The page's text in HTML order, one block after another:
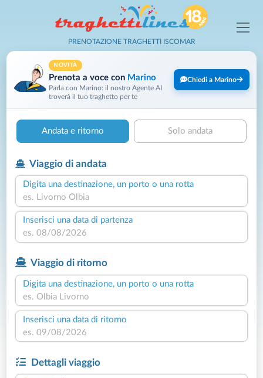
PRENOTAZIONE TRAGHETTI ISCOMAR
NOVITÀ
Prenota a voce con Marino
Parla con Marino: il nostro Agente AI
troverà il tuo traghetto per te
Chiedi a Marino
Andata e ritorno Solo andata
Viaggio di andata
Digita una destinazione, un porto o una rotta
Inserisci una data di partenza
Viaggio di ritorno
Digita una destinazione, un porto o una rotta
Inserisci una data di ritorno
Dettagli viaggio